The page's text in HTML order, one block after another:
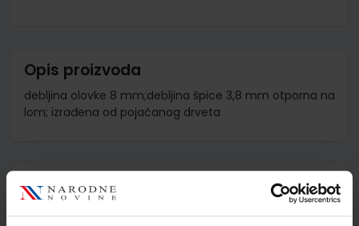
Opis proizvoda
debljina olovke 8 mm;debljina špice 3,8 mm otporna na
lom; izrađena od pojačanog drveta
Detalji proizvoda
Šifra proizvoda
941003